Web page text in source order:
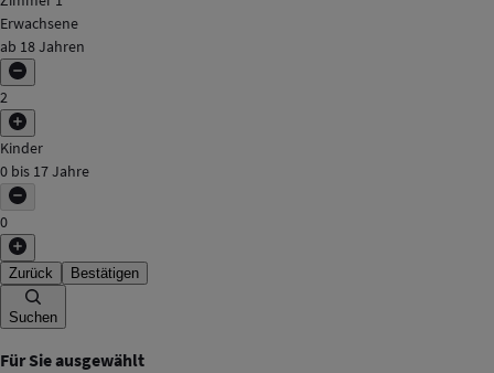
Erwachsene
ab 18 Jahren
2
Kinder
0 bis 17 Jahre
0
Zurück Bestätigen
Suchen
Für Sie ausgewählt